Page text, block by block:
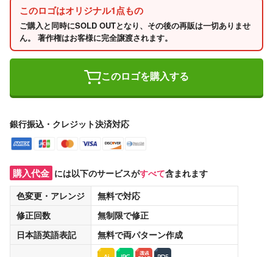
このロゴはオリジナル1点もの
ご購入と同時にSOLD OUTとなり、その後の再販は一切ありませ
ん。 著作権はお客様に完全譲渡されます。
このロゴを購入する
銀行振込・クレジット決済対応
購入代金 には以下のサービスがすべて含まれます
色変更・アレンジ
無料で対応
修正回数
無制限で修正
日本語英語表記
無料で両パターン作成